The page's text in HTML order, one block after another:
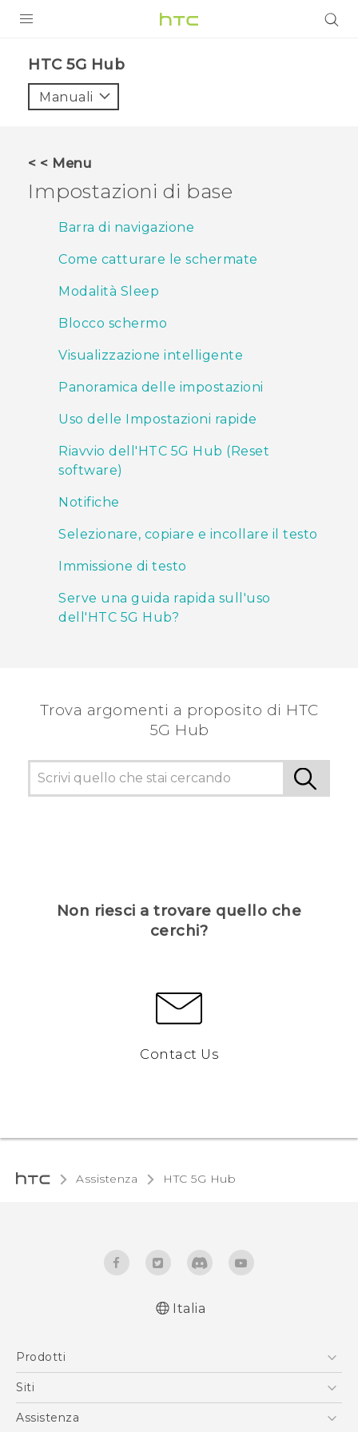
VIVE
Accessori e dispositivi HTC
Accesso
HTC 5G Hub‎
Manuali
< < Menu
Impostazioni di base
Barra di navigazione
Come catturare le schermate
Modalità Sleep
Blocco schermo
Visualizzazione intelligente
Panoramica delle impostazioni
Uso delle Impostazioni rapide
Riavvio dell'HTC 5G Hub‍ (Reset
software)
Notifiche
Selezionare, copiare e incollare il testo
Immissione di testo
Serve una guida rapida sull'uso
dell'HTC 5G Hub‍?
Trova argomenti a proposito di HTC
5G Hub
Non riesci a trovare quello che
cerchi?
Contact Us
Assistenza HTC 5G Hub‎
User manual
Italia
Prodotti
Smartphone
Siti
HTC VIVE
Assistenza